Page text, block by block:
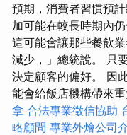
預期，消費者習慣預
加可能在較長時期內
這可能會讓那些餐飲
減少，」總統說。 只
決定顧客的偏好。 因
能會給飯店機構帶來
拿 合法專業徵信協助
略顧問 專業外燴公司